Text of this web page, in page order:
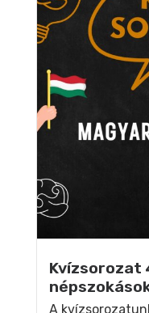
Kvízsorozat
A